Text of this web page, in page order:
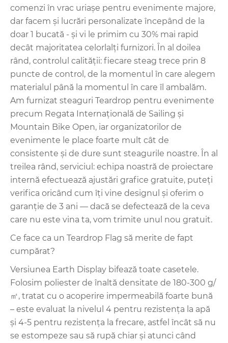
comenzi în vrac uriașe pentru evenimente majore,
dar facem și lucrări personalizate începând de la
doar 1 bucată - și vi le primim cu 30% mai rapid
decât majoritatea celorlalți furnizori. În al doilea
rând, controlul calității: fiecare steag trece prin 8
puncte de control, de la momentul în care alegem
materialul până la momentul în care îl ambalăm.
Am furnizat steaguri Teardrop pentru evenimente
precum Regata Internațională de Sailing și
Mountain Bike Open, iar organizatorilor de
evenimente le place foarte mult cât de
consistente și de dure sunt steagurile noastre. În al
treilea rând, serviciul: echipa noastră de proiectare
internă efectuează ajustări grafice gratuite, puteți
verifica oricând cum îți vine designul și oferim o
garanție de 3 ani — dacă se defectează de la ceva
care nu este vina ta, vom trimite unul nou gratuit.
Ce face ca un Teardrop Flag să merite de fapt
cumpărat?
Versiunea Earth Display bifează toate casetele.
Folosim poliester de înaltă densitate de 180-300 g/
㎡, tratat cu o acoperire impermeabilă foarte bună
– este evaluat la nivelul 4 pentru rezistența la apă
și 4-5 pentru rezistența la frecare, astfel încât să nu
se estompeze sau să rupă chiar și atunci când